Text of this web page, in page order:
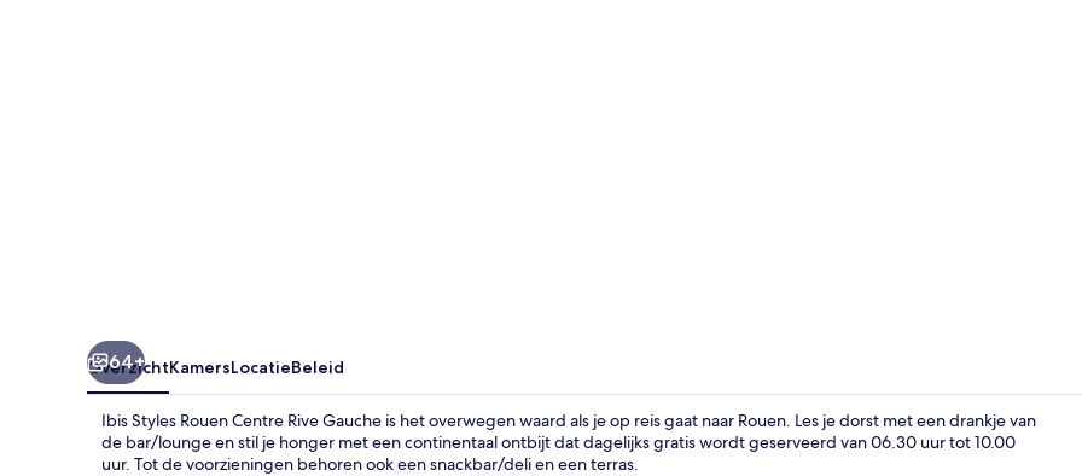
64+
OverzichtKamersLocatieBeleid
Ibis Styles Rouen Centre Rive Gauche is het overwegen waard als je op reis gaat naar Rouen. Les je dorst met een drankje van
de bar/lounge en stil je honger met een continentaal ontbijt dat dagelijks gratis wordt geserveerd van 06.30 uur tot 10.00
uur. Tot de voorzieningen behoren ook een snackbar/deli en een terras.